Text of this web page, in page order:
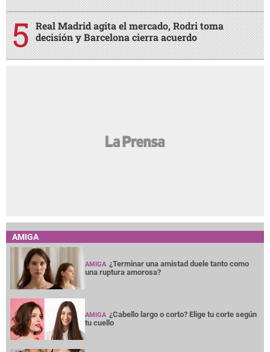
Real Madrid agita el mercado, Rodri toma
decisión y Barcelona cierra acuerdo
AMIGA
AMIGA ¿Terminar una amistad duele tanto como
una ruptura amorosa?
AMIGA ¿Cabello largo o corto? Elige tu corte según
tu cuello